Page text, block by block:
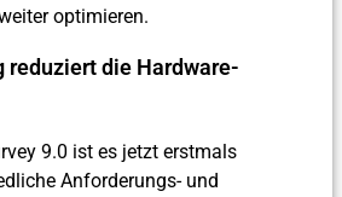
optimieren.
reduziert die Hardware-
9.0 ist es jetzt erstmals
Anforderungs- und